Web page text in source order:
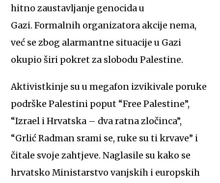
hitno zaustavljanje genocida u
Gazi. Formalnih organizatora akcije nema,
već se zbog alarmantne situacije u Gazi
okupio širi pokret za slobodu Palestine.
Aktivistkinje su u megafon izvikivale poruke
podrške Palestini poput “Free Palestine”,
“Izrael i Hrvatska – dva ratna zločinca”,
“Grlić Radman srami se, ruke su ti krvave” i
čitale svoje zahtjeve. Naglasile su kako se
hrvatsko Ministarstvo vanjskih i europskih